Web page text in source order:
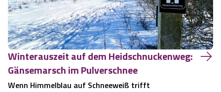
Winterauszeit auf dem Heidschnuckenweg:
Gänsemarsch im Pulverschnee
Wenn Himmelblau auf Schneeweiß trifft